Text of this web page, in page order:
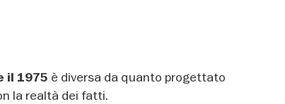
il 1975 è diversa da quanto progettato
la realtà dei fatti.